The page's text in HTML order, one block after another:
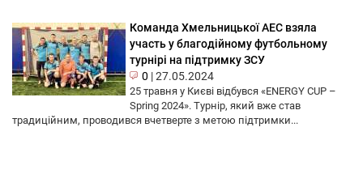
Команда Хмельницької АЕС взяла
участь у благодійному футбольному
турнірі на підтримку ЗСУ
0 |27.05.2024
25 травня у Києві відбувся «ENERGY CUP –
Spring 2024». Турнір, який вже став
традиційним, проводився вчетверте з метою підтримки...